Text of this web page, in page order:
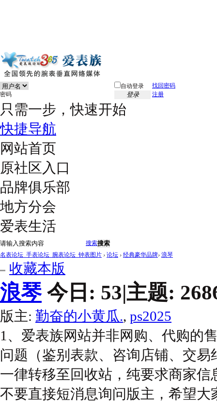
自动登录
找回密码
密码
登录 注册
只需一步，快速开始
快捷导航
网站首页
原社区入口
品牌俱乐部
地方分会
爱表生活
搜索搜索
名表论坛_手表论坛_腕表论坛_钟表图片 › 论坛 › 经典豪华品牌› 浪琴
收藏本版
浪琴 今日: 53|主题:
版主: 勤奋的小黄瓜., ps2025
1、爱表族网站并非网购、代购的
问题（鉴别表款、咨询店铺、交
一律转移至回收站，纯要求商家
不要直接短消息询问版主，希望